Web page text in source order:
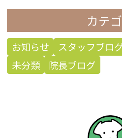
カテ
お知らせ スタッフブロ
未分類
院長ブログ